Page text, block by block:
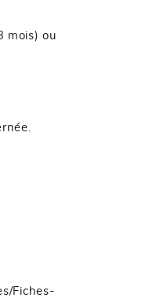
mois) ou
Fiches-